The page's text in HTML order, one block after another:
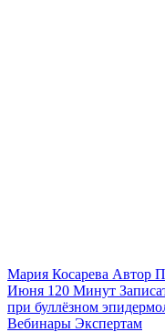
Мария Косарева Автор
Июня 120 Минут
при буллёзном
Вебинары Экспертам